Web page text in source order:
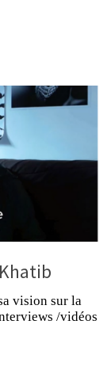
vision sur la
/vidéos